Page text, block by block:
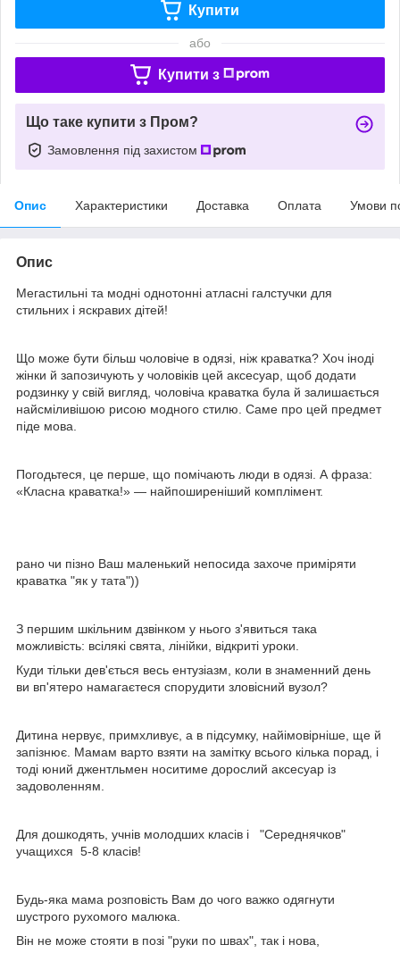
Купити
або
Купити з
Що таке купити з Пром?
Замовлення під захистом
Опис Характеристики Доставка Оплата Умови
Опис
Мегастильні та модні однотонні атласні галстучки для
стильних і яскравих дітей!
Що може бути більш чоловіче в одязі, ніж краватка? Хоч іноді
жінки й запозичують у чоловіків цей аксесуар, щоб додати
родзинку у свій вигляд, чоловіча краватка була й залишається
найсміливішою рисою модного стилю. Саме про цей предмет
піде мова.
Погодьтеся, це перше, що помічають люди в одязі. А фраза:
«Класна краватка!» — найпоширеніший комплімент.
рано чи пізно Ваш маленький непосида захоче приміряти
краватка "як у тата"))
З першим шкільним дзвінком у нього з'явиться така
можливість: всілякі свята, лінійки, відкриті уроки.
Куди тільки дев'ється весь ентузіазм, коли в знаменний день
ви вп'ятеро намагаєтеся спорудити зловісний вузол?
Дитина нервує, примхливує, а в підсумку, найімовірніше, ще й
запізнює. Мамам варто взяти на замітку всього кілька порад, і
тоді юний джентльмен носитиме дорослий аксесуар із
задоволенням.
Для дошкодять, учнів молодших класів і "Середнячков"
учащихся 5-8 класів!
Будь-яка мама розповість Вам до чого важко одягнути
шустрого рухомого малюка.
Він не може стояти в позі "руки по швах", так і нова,